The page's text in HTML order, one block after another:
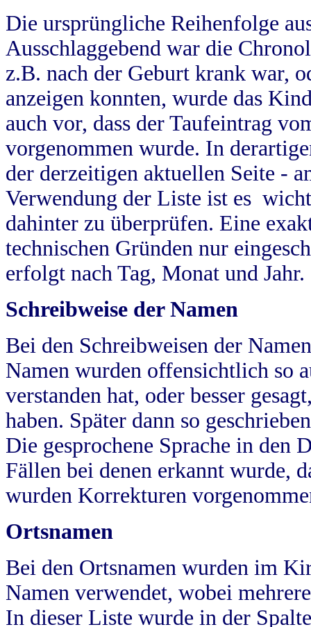
Die ursprüngliche Reihenfolge
Ausschlaggebend war die
z.B. nach der Geburt krank war,
anzeigen konnten, wurde das
auch vor, dass der Taufeintrag
vorgenommen wurde. In
der derzeitigen aktuellen Seite -
Verwendung der Liste ist es
dahinter zu überprüfen. Eine
technischen Gründen nur
erfolgt nach Tag, Monat und Jahr.
Schreibweise der Namen
Bei den Schreibweisen der
Namen wurden offensichtlich so
verstanden hat, oder besser
haben. Später dann so
Die gesprochene Sprache in
Fällen bei denen erkannt wurde,
wurden Korrekturen
Ortsnamen
Bei den Ortsnamen wurden im
Namen verwendet, wobei
In dieser Liste wurde in der